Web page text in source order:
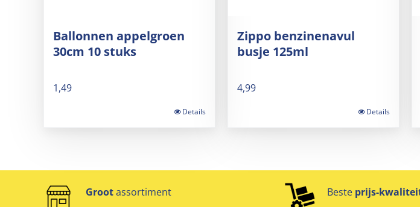
Ballonnen appelgroen
30cm 10 stuks
1,49
Details
Zippo benzinenavul
busje 125ml
4,99
Details
Grootassortiment Beste prijs-